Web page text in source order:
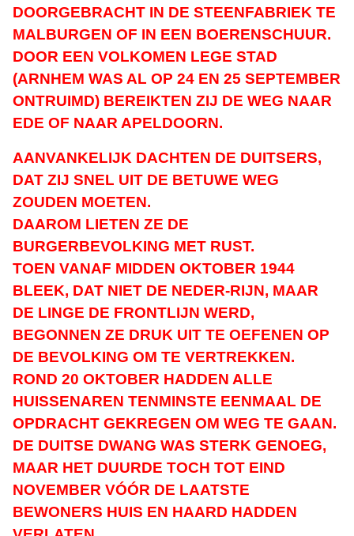
DOORGEBRACHT IN DE STEENFABRIEK TE
MALBURGEN OF IN EEN BOERENSCHUUR.
DOOR EEN VOLKOMEN LEGE STAD
(ARNHEM WAS AL OP 24 EN 25 SEPTEMBER
ONTRUIMD) BEREIKTEN ZIJ DE WEG NAAR
EDE OF NAAR APELDOORN.
AANVANKELIJK DACHTEN DE DUITSERS,
DAT ZIJ SNEL UIT DE BETUWE WEG
ZOUDEN MOETEN.
DAAROM LIETEN ZE DE
BURGERBEVOLKING MET RUST.
TOEN VANAF MIDDEN OKTOBER 1944
BLEEK, DAT NIET DE NEDER-RIJN, MAAR
DE LINGE DE FRONTLIJN WERD,
BEGONNEN ZE DRUK UIT TE OEFENEN OP
DE BEVOLKING OM TE VERTREKKEN.
ROND 20 OKTOBER HADDEN ALLE
HUISSENAREN TENMINSTE EENMAAL DE
OPDRACHT GEKREGEN OM WEG TE GAAN.
DE DUITSE DWANG WAS STERK GENOEG,
MAAR HET DUURDE TOCH TOT EIND
NOVEMBER VÓÓR DE LAATSTE
BEWONERS HUIS EN HAARD HADDEN